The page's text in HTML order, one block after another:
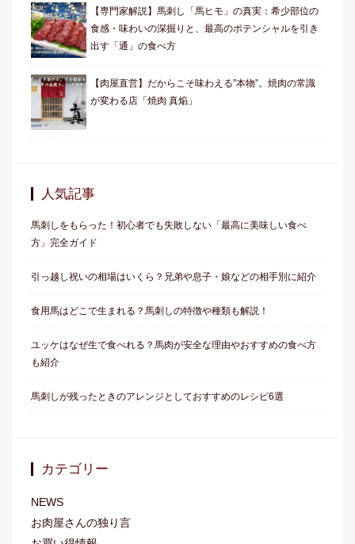
【専門家解説】馬刺し「馬ヒモ」の真実：希少部位の
食感・味わいの深掘りと、最高のポテンシャルを引き
出す「通」の食べ方
【肉屋直営】だからこそ味わえる”本物”。焼肉の常識
が変わる店「焼肉 真焔」
人気記事
馬刺しをもらった！初心者でも失敗しない「最高に美味しい食べ
方」完全ガイド
引っ越し祝いの相場はいくら？兄弟や息子・娘などの相手別に紹介
食用馬はどこで生まれる？馬刺しの特徴や種類も解説！
ユッケはなぜ生で食べれる？馬肉が安全な理由やおすすめの食べ方
も紹介
馬刺しが残ったときのアレンジとしておすすめのレシピ6選
カテゴリー
NEWS
お肉屋さんの独り言